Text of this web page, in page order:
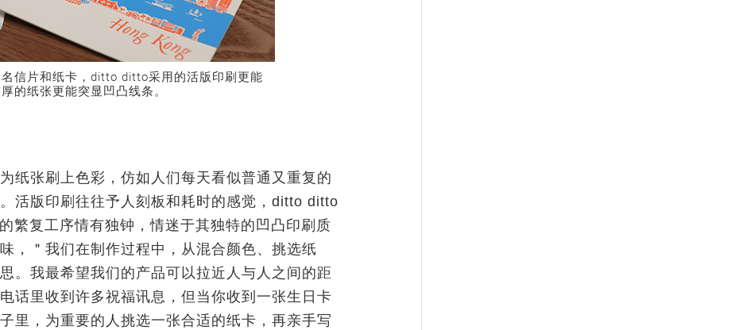
信片和纸卡，ditto ditto采用的活版印刷更能
的纸张更能突显凹凸线条。
纸张刷上色彩，仿如人们每天看似普通又重复的
活版印刷往往予人刻板和耗时的感觉，ditto ditto
繁复工序情有独钟，情迷于其独特的凹凸印刷质
，＂我们在制作过程中，从混合颜色、挑选纸
。我最希望我们的产品可以拉近人与人之间的距
话里收到许多祝福讯息，但当你收到一张生日卡
里，为重要的人挑选一张合适的纸卡，再亲手写